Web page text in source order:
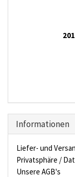
Informationen
Liefer- und
Privatsphäre /
Unsere AGB's